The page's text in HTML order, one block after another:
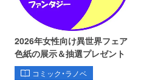
2026年女性向け異世界フェア
色紙の展示＆抽選プレゼント
コミック・ラノベ